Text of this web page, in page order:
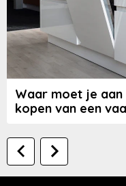
Waar moet je
kopen van een